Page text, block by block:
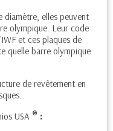
diamètre, elles peuvent
olympique. Leur code
et ces plaques de
quelle barre olympique
de revêtement en
USA ® :